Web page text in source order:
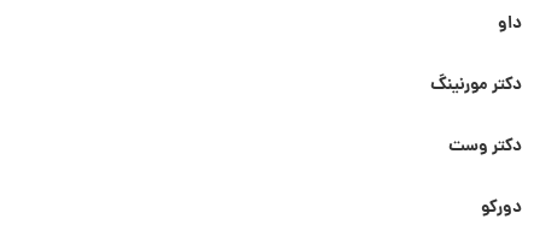
داو
دکتر مورنینگ
دکتر وست
دورکو